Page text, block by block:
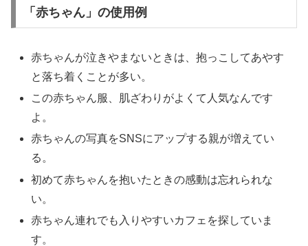
「赤ちゃん」の使用例
赤ちゃんが泣きやまないときは、抱っこしてあやす
と落ち着くことが多い。
この赤ちゃん服、肌ざわりがよくて人気なんです
よ。
赤ちゃんの写真をSNSにアップする親が増えてい
る。
初めて赤ちゃんを抱いたときの感動は忘れられな
い。
赤ちゃん連れでも入りやすいカフェを探していま
す。